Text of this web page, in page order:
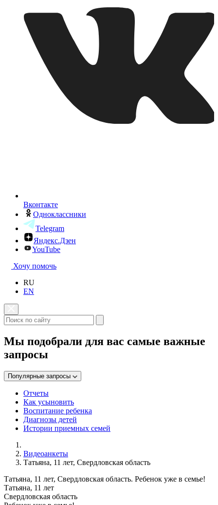
Вконтакте
Одноклассники
Telegram
Яндекс.Дзен
YouTube
Хочу помочь
RU
EN
Мы подобрали для вас самые важные
запросы
Популярные запросы
Отчеты
Как усыновить
Воспитание ребенка
Диагнозы детей
Истории приемных семей
Видеоанкеты
Татьяна, 11 лет, Свердловская область
Татьяна, 11 лет, Свердловская область. Ребенок уже в семье!
Татьяна, 11 лет
Свердловская область